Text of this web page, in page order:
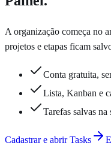
A organização começa no
projetos e etapas ficam
Conta gratuita,
Lista, Kanban e
Tarefas salvas na
Cadastrar e abrir Tasks